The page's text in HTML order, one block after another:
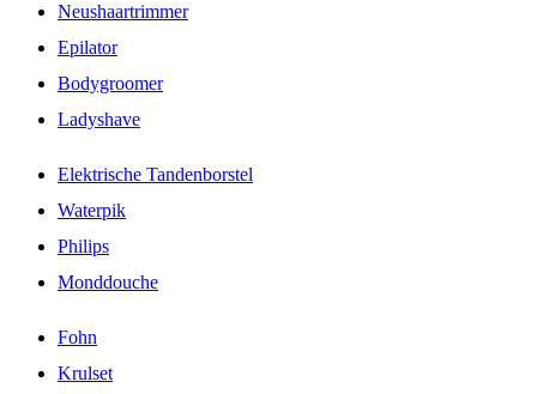
Neushaartrimmer
Epilator
Bodygroomer
Ladyshave
Elektrische Tandenborstel
Waterpik
Philips
Monddouche
Fohn
Krulset